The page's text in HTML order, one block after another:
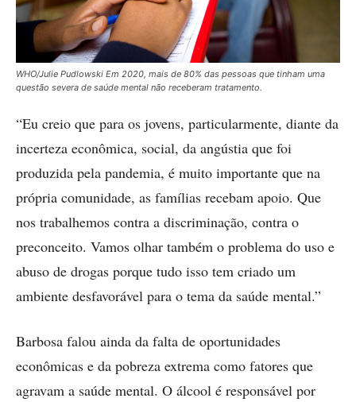
WHO/Julie Pudlowski Em 2020, mais de 80% das pessoas que tinham uma
questão severa de saúde mental não receberam tratamento.
“Eu creio que para os jovens, particularmente, diante da
incerteza econômica, social, da angústia que foi
produzida pela pandemia, é muito importante que na
própria comunidade, as famílias recebam apoio. Que
nos trabalhemos contra a discriminação, contra o
preconceito. Vamos olhar também o problema do uso e
abuso de drogas porque tudo isso tem criado um
ambiente desfavorável para o tema da saúde mental.”
Barbosa falou ainda da falta de oportunidades
econômicas e da pobreza extrema como fatores que
agravam a saúde mental. O álcool é responsável por